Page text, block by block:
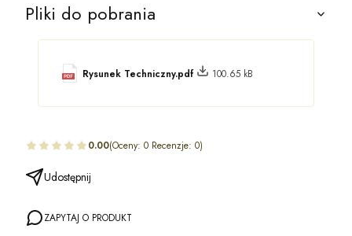
Pliki do pobrania
Rysunek Techniczny.pdf 100.65 kB
0.00(Oceny: 0 Recenzje: 0)
Udostępnij
ZAPYTAJ O PRODUKT